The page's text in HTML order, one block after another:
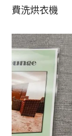
費洗烘衣機